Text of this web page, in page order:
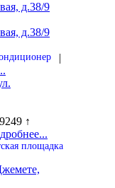
д.38/9
|
↑